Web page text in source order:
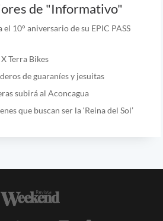
de "Informativo"
10° aniversario de su EPIC PASS
Terra Bikes
de guaraníes y jesuitas
subirá al Aconcagua
que buscan ser la ‘Reina del Sol’